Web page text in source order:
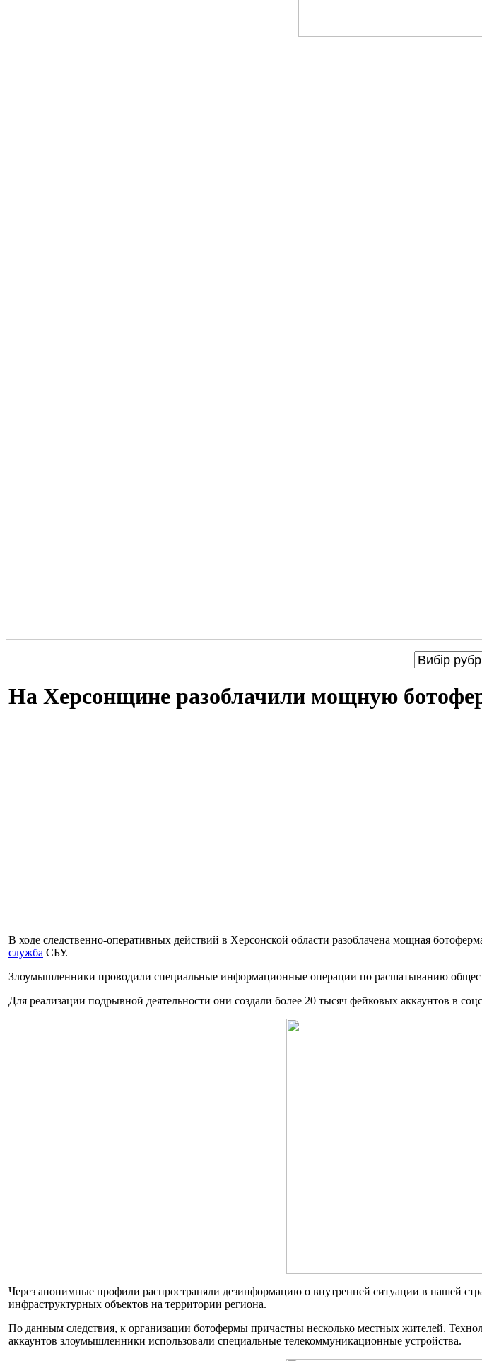
На Херсонщине разоблачили мощную
В ходе следственно-оперативных действий в Херсонской области разоблачена мощная
служба СБУ.
Злоумышленники проводили специальные информационные операции по расшатыванию
Для реализации подрывной деятельности они создали более 20 тысяч фейковых аккаунтов в
Через анонимные профили распространяли дезинформацию о внутренней ситуации в нашей
инфраструктурных объектов на территории региона.
По данным следствия, к организации ботофермы причастны несколько местных жителей.
аккаунтов злоумышленники использовали специальные телекоммуникационные устройства.